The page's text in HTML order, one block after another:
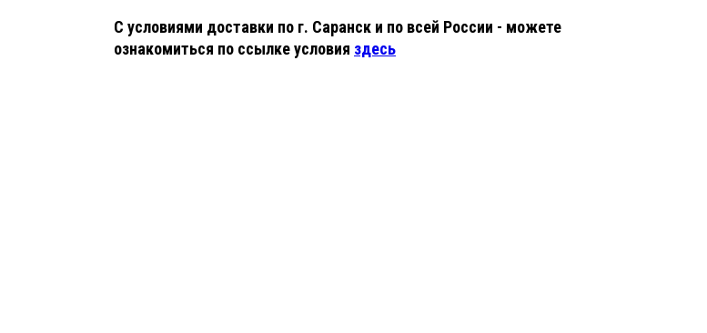
С условиями доставки по г. Саранск и по всей России - можете
ознакомиться по ссылке условия здесь